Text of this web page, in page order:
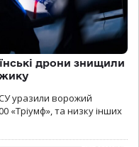
дрони знищили
уразили ворожий
«Тріумф», та низку інших